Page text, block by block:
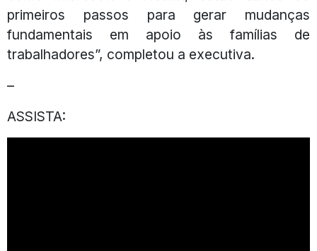
primeiros passos para gerar mudanças
fundamentais em apoio às famílias de
trabalhadores”, completou a executiva.
–
ASSISTA: